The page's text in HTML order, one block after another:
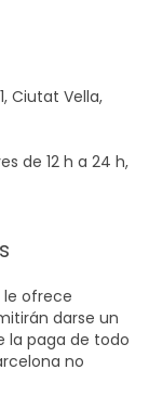
Ciutat Vella,
de 12 h a 24 h,
le ofrece
darse un
la paga de todo
no